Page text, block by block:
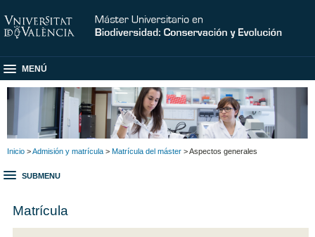
MENÚ
Inicio >Admisión y matrícula > Matrícula del máster > Aspectos generales
SUBMENU
Matrícula